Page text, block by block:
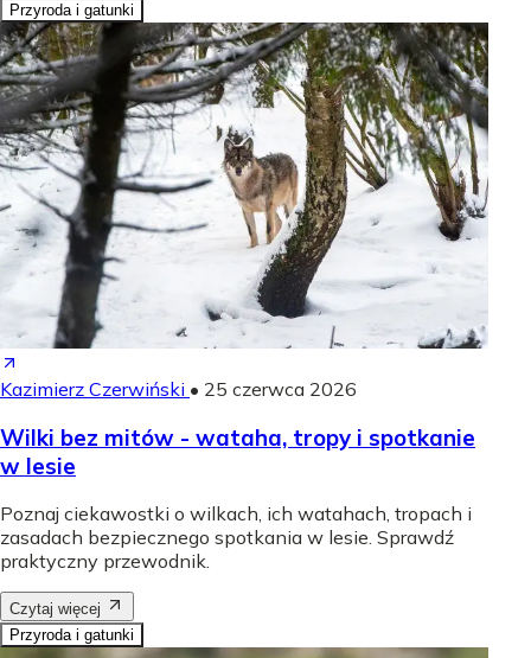
Przyroda i gatunki
Kazimierz Czerwiński • 25 czerwca 2026
Wilki bez mitów - wataha, tropy i spotkanie
w lesie
Poznaj ciekawostki o wilkach, ich watahach, tropach i
zasadach bezpiecznego spotkania w lesie. Sprawdź
praktyczny przewodnik.
Czytaj więcej
Przyroda i gatunki